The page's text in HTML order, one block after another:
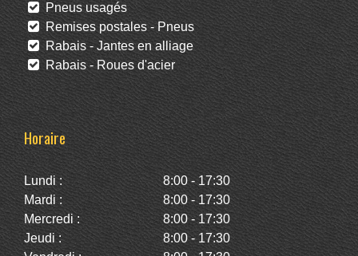
Pneus usagés
Remises postales - Pneus
Rabais - Jantes en alliage
Rabais - Roues d'acier
Horaire
Lundi :
8:00 - 17:30
Mardi :
8:00 - 17:30
Mercredi :
8:00 - 17:30
Jeudi :
8:00 - 17:30